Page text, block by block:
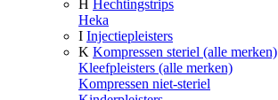
H Hechtingstrips
Heka
I Injectiepleisters
K Kompressen steriel (alle merken)
Kleefpleisters (alle merken)
Kompressen niet-steriel